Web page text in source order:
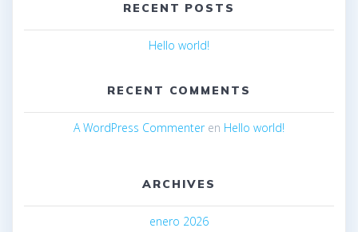
RECENT POSTS
Hello world!
RECENT COMMENTS
A WordPress Commenteren Hello world!
ARCHIVES
enero 2026